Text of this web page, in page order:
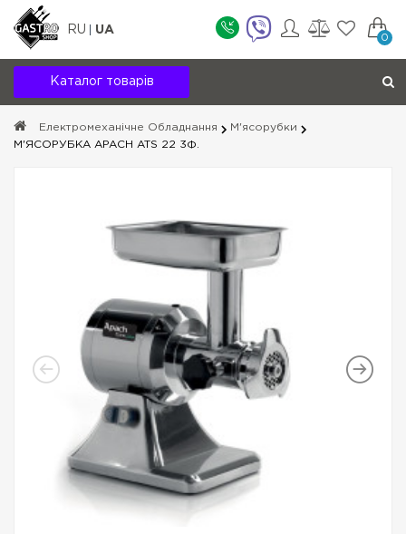
RU UA
0
Каталог товарів
Електромеханічне Обладнання
М'ясорубки
М'ЯСОРУБКА APACH ATS 22 3Ф.